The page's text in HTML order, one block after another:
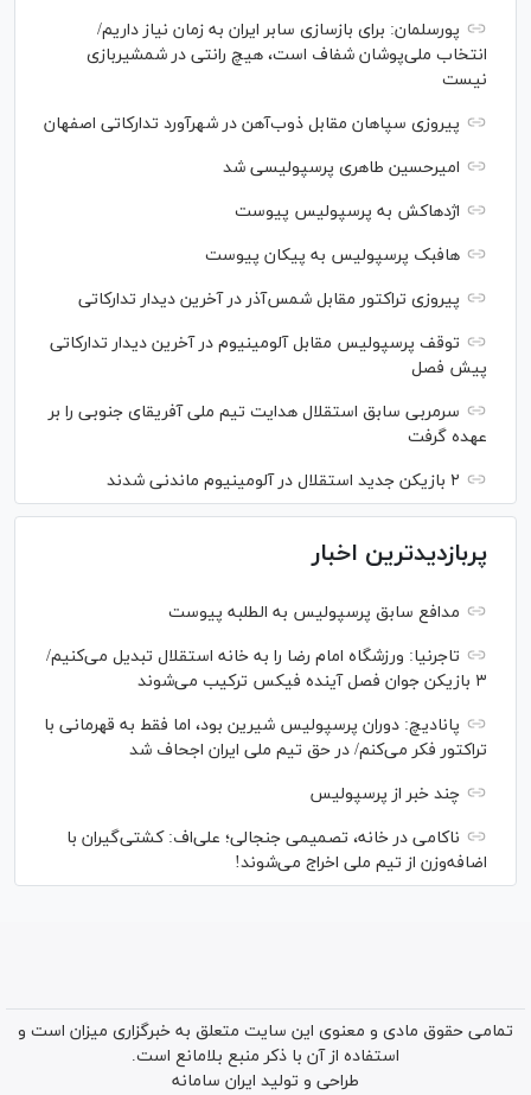
پورسلمان: برای بازسازی سابر ایران به زمان نیاز داریم/
انتخاب ملی‌پوشان شفاف است، هیچ رانتی در شمشیربازی
نیست
پیروزی سپاهان مقابل ذوب‌آهن در شهرآورد تدارکاتی اصفهان
امیرحسین طاهری پرسپولیسی شد
اژدهاکش به پرسپولیس پیوست
هافبک پرسپولیس به پیکان پیوست
پیروزی تراکتور مقابل شمس‌آذر در آخرین دیدار تدارکاتی
توقف پرسپولیس مقابل آلومینیوم در آخرین دیدار تدارکاتی
پیش فصل
سرمربی سابق استقلال هدایت تیم ملی آفریقای جنوبی را بر
عهده گرفت
۲ بازیکن جدید استقلال در آلومینیوم ماندنی شدند
پربازدیدترین اخبار
مدافع سابق پرسپولیس به الطلبه پیوست
تاجرنیا: ورزشگاه امام رضا را به خانه استقلال تبدیل می‌کنیم/
۳ بازیکن جوان فصل آینده فیکس ترکیب می‌شوند
پانادیچ: دوران پرسپولیس شیرین بود، اما فقط به قهرمانی با
تراکتور فکر می‌کنم/ در حق تیم ملی ایران اجحاف شد
چند خبر از پرسپولیس
ناکامی در خانه، تصمیمی جنجالی؛ علی‌اف: کشتی‌گیران با
اضافه‌وزن از تیم ملی اخراج می‌شوند!
تمامی حقوق مادی و معنوی این سایت متعلق به خبرگزاری میزان است و
استفاده از آن با ذکر منبع بلامانع است.
طراحی و تولید ایران سامانه